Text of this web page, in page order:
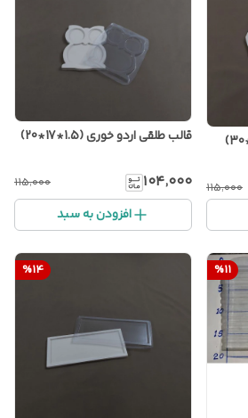
۱۱۵٬۰۰۰
قالب طلقی اردو خوری (1.5*17*20)
۱۰۴٬۰۰۰ ۱۱۵٬۰۰۰
افزودن به سبد
%11
%14